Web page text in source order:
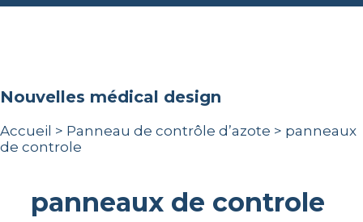
nouvelles médical design
Accueil > Panneau de contrôle d’azote > panneaux
de controle
panneaux de controle